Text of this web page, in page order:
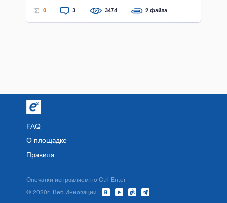
0 3 3474 2 файла
FAQ
О площадке
Правила
© 2020г. Веб Инновации
Опечатки исправляем по Ctrl-Enter